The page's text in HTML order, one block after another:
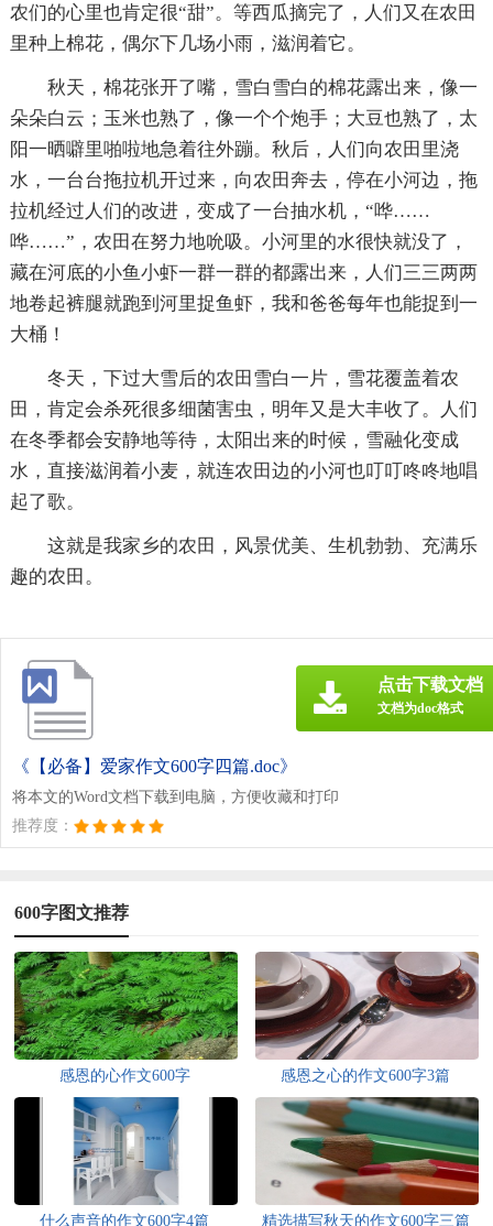
农们的心里也肯定很“甜”。等西瓜摘完了，人们又在农田
里种上棉花，偶尔下几场小雨，滋润着它。
秋天，棉花张开了嘴，雪白雪白的棉花露出来，像一
朵朵白云；玉米也熟了，像一个个炮手；大豆也熟了，太
阳一晒噼里啪啦地急着往外蹦。秋后，人们向农田里浇
水，一台台拖拉机开过来，向农田奔去，停在小河边，拖
拉机经过人们的改进，变成了一台抽水机，“哗……
哗……”，农田在努力地吮吸。小河里的水很快就没了，
藏在河底的小鱼小虾一群一群的都露出来，人们三三两两
地卷起裤腿就跑到河里捉鱼虾，我和爸爸每年也能捉到一
大桶！
冬天，下过大雪后的农田雪白一片，雪花覆盖着农
田，肯定会杀死很多细菌害虫，明年又是大丰收了。人们
在冬季都会安静地等待，太阳出来的时候，雪融化变成
水，直接滋润着小麦，就连农田边的小河也叮叮咚咚地唱
起了歌。
这就是我家乡的农田，风景优美、生机勃勃、充满乐
趣的农田。
《【必备】爱家作文600字四篇.doc》
将本文的Word文档下载到电脑，方便收藏和打印
推荐度：
点击下载文档
文档为doc格式
600字图文推荐
感恩的心作文600字 感恩之心的作文600字3篇
什么声音的作文600字4篇 精选描写秋天的作文600字三篇